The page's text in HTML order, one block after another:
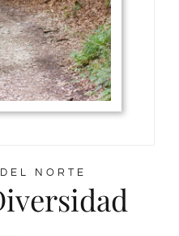
NORTE